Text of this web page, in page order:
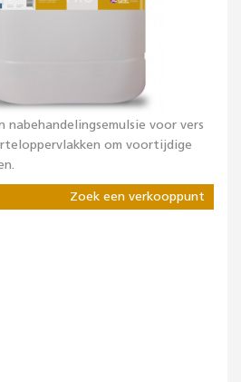
nabehandelingsemulsie voor vers
om voortijdige
Zoek een verkooppunt